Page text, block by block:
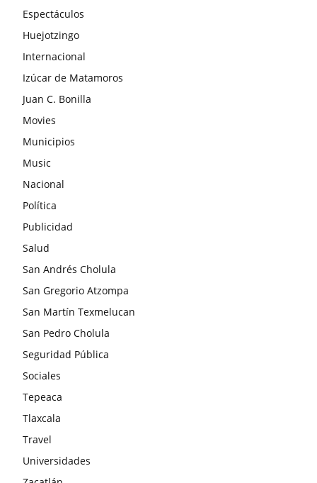
Espectáculos
Huejotzingo
Internacional
Izúcar de Matamoros
Juan C. Bonilla
Movies
Municipios
Music
Nacional
Política
Publicidad
Salud
San Andrés Cholula
San Gregorio Atzompa
San Martín Texmelucan
San Pedro Cholula
Seguridad Pública
Sociales
Tepeaca
Tlaxcala
Travel
Universidades